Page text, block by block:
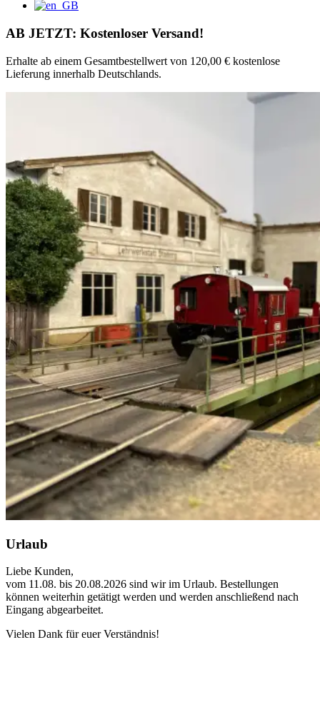
AB JETZT: Kostenloser Versand!
Erhalte ab einem Gesamtbestellwert von 120,00 € kostenlose
Lieferung innerhalb Deutschlands.
Urlaub
Liebe Kunden,
vom 11.08. bis 20.08.2026 sind wir im Urlaub. Bestellungen
können weiterhin getätigt werden und werden anschließend nach
Eingang abgearbeitet.
Vielen Dank für euer Verständnis!